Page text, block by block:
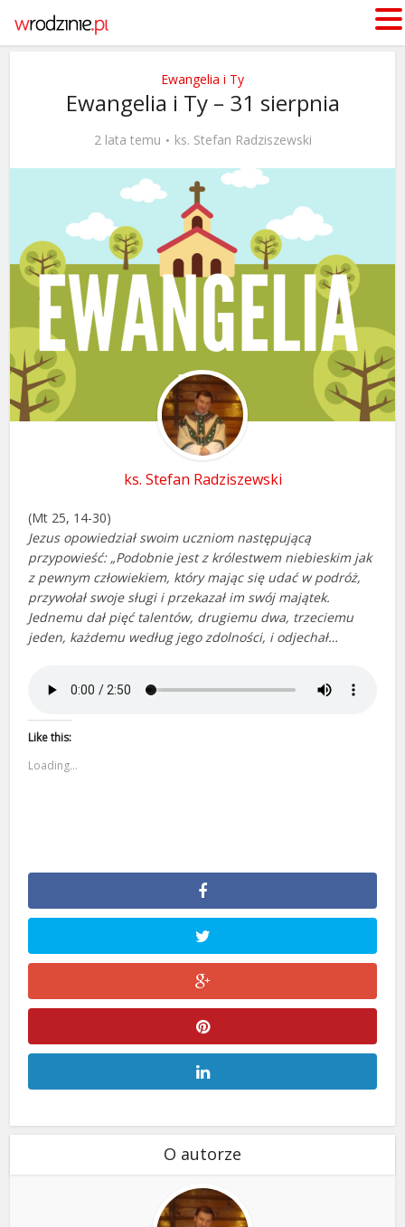
Ewangelia i Ty
Ewangelia i Ty – 31 sierpnia
2 lata temu ks. Stefan Radziszewski
ks. Stefan Radziszewski
(Mt 25, 14-30)
Jezus opowiedział swoim uczniom następującą
przypowieść: „Podobnie jest z królestwem niebieskim jak
z pewnym człowiekiem, który mając się udać w podróż,
przywołał swoje sługi i przekazał im swój majątek.
Jednemu dał pięć talentów, drugiemu dwa, trzeciemu
jeden, każdemu według jego zdolności, i odjechał…
Like this:
Loading...
O autorze